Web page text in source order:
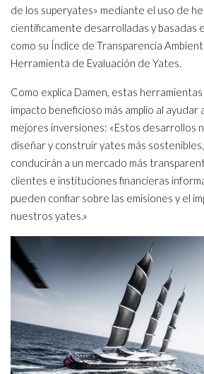
de los superyates» mediante el uso de
científicamente desarrolladas y basadas
como su Índice de Transparencia
Herramienta de Evaluación de Yates.
Como explica Damen, estas
impacto beneficioso más amplio al
mejores inversiones: «Estos desarrollos
diseñar y construir yates más
conducirán a un mercado más
clientes e instituciones financieras
pueden confiar sobre las emisiones y el
nuestros yates.»